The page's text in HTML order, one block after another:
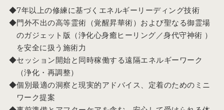
7年以上の修練に基づくエネルギーリーディング技術
門外不出の高等霊術（覚醒昇華術）および聖なる御霊場
のガジェット版（浄化心身癒ヒーリング／身代守神術 ）
を安全に扱う施術力
セッション開始と同時稼働する遠隔エネルギーワーク
（浄化・再調整）
個別最適の洞察と現実的アドバイス、定着のためのミニ
ワーク提案